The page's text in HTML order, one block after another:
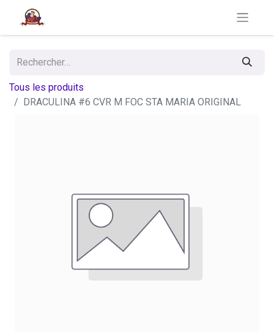
Tous les produits
DRACULINA #6 CVR M FOC STA MARIA ORIGINAL